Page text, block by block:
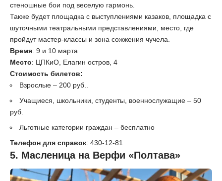
стеношные бои под веселую гармонь.
Также будет площадка с выступлениями казаков, площадка с
шуточными театральными представлениями, место, где
пройдут мастер-классы и зона сожжения чучела.
Время: 9 и 10 марта
Место: ЦПКиО, Елагин остров, 4
Стоимость билетов:
Взрослые – 200 руб..
Учащиеся, школьники, студенты, военнослужащие – 50
руб.
Льготные категории граждан – бесплатно
Телефон для справок: 430-12-81
5. Масленица на Верфи «Полтава»